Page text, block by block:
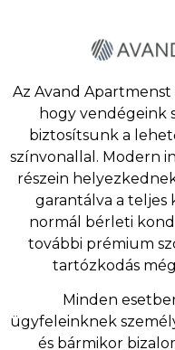
Az Avand
hogy vendégeink
biztosítsunk a
színvonallal. Modern
részein
garantálva a teljes
normál bérleti
további prémium
tartózkodás
Minden
ügyfeleinknek
és bármikor